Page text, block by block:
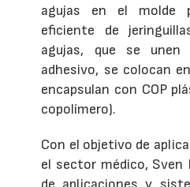
agujas en el molde
eficiente de
agujas, que se
adhesivo, se colocan
encapsulan con COP
copolímero).
Con el objetivo de
el sector médico, Sven